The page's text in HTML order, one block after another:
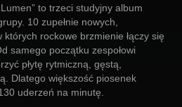
„Lumen” to trzeci studyjny album
10 zupełnie nowych,
których rockowe brzmienie łączy się
samego początku zespołowi
płytę rytmiczną, gęstą,
Dlatego większość piosenek
uderzeń na minutę.